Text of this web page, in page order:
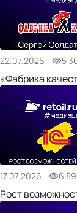
22.07.2026 5
«Фабрика
17.07.2026 6
Рост